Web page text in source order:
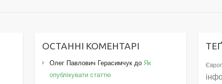
ОСТАННІ КОМЕНТАРІ
Олег Павлович Герасимчук до Як
опублікувати статтю